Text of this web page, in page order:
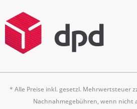
* Alle Preise inkl. gesetzl. Mehrwertsteuer
Nachnahmegebühren, wenn nicht